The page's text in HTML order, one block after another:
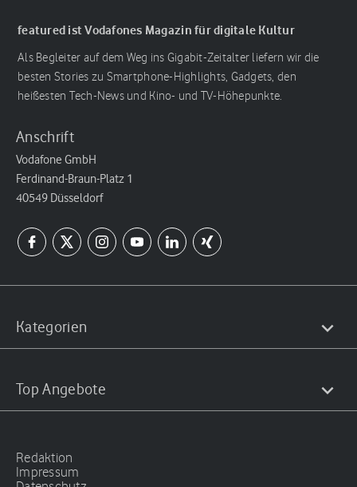
featured ist Vodafones Magazin für digitale Kultur
Als Begleiter auf dem Weg ins Gigabit-Zeitalter liefern wir die
besten Stories zu Smartphone-Highlights, Gadgets, den
heißesten Tech-News und Kino- und TV-Höhepunkte.
Anschrift
Vodafone GmbH
Ferdinand-Braun-Platz 1
40549 Düsseldorf
Kategorien
Top Angebote
Redaktion
Impressum